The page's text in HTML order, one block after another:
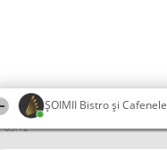
ȘOIMII Bistro și Cafenele
03:12